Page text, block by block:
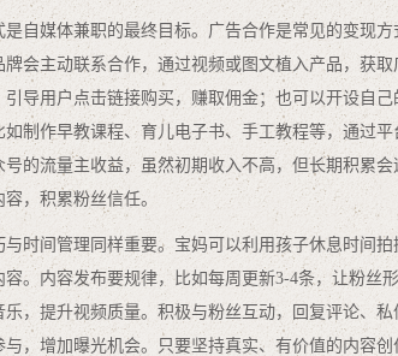
是自媒体兼职的最终目标。广告合作是常见的变现
牌会主动联系合作，通过视频或图文植入产品，获
引导用户点击链接购买，赚取佣金；也可以开设自
如制作早教课程、育儿电子书、手工教程等，通过
号的流量主收益，虽然初期收入不高，但长期积累
容，积累粉丝信任。
与时间管理同样重要。宝妈可以利用孩子休息时间
容。内容发布要规律，比如每周更新3-4条，让粉
乐，提升视频质量。积极与粉丝互动，回复评论、
与，增加曝光机会。只要坚持真实、有价值的内容